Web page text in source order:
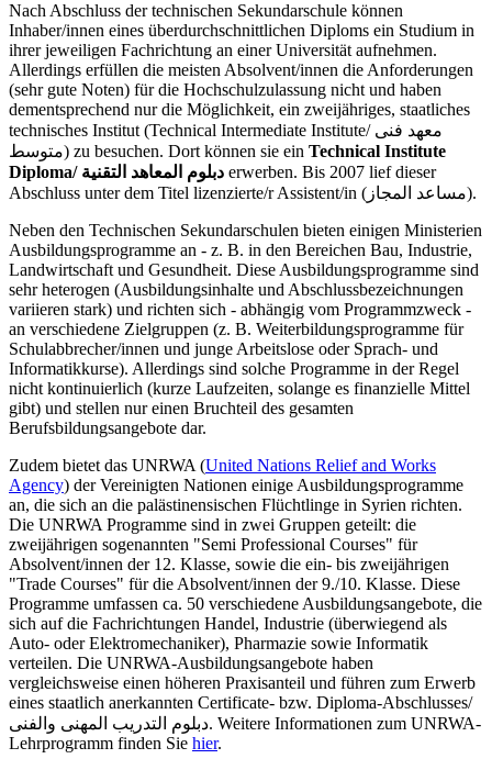
Nach Abschluss der technischen Sekundarschule können
Inhaber/innen eines überdurchschnittlichen Diploms ein Studium in
ihrer jeweiligen Fachrichtung an einer Universität aufnehmen.
Allerdings erfüllen die meisten Absolvent/innen die Anforderungen
(sehr gute Noten) für die Hochschulzulassung nicht und haben
dementsprechend nur die Möglichkeit, ein zweijähriges, staatliches
technisches Institut (Technical Intermediate Institute/ معهد فنى
متوسط) zu besuchen. Dort können sie ein Technical Institute
erwerben. Bis 2007 lief dieser
Abschluss unter dem Titel lizenzierte/r Assistent/in (مساعد المجاز).
Neben den Technischen Sekundarschulen bieten einigen Ministerien
Ausbildungsprogramme an - z. B. in den Bereichen Bau, Industrie,
Landwirtschaft und Gesundheit. Diese Ausbildungsprogramme sind
sehr heterogen (Ausbildungsinhalte und Abschlussbezeichnungen
variieren stark) und richten sich - abhängig vom Programmzweck -
an verschiedene Zielgruppen (z. B. Weiterbildungsprogramme für
Schulabbrecher/innen und junge Arbeitslose oder Sprach- und
Informatikkurse). Allerdings sind solche Programme in der Regel
nicht kontinuierlich (kurze Laufzeiten, solange es finanzielle Mittel
gibt) und stellen nur einen Bruchteil des gesamten
Berufsbildungsangebote dar.
Zudem bietet das UNRWA (United Nations Relief and Works
Agency) der Vereinigten Nationen einige Ausbildungsprogramme
an, die sich an die palästinensischen Flüchtlinge in Syrien richten.
Die UNRWA Programme sind in zwei Gruppen geteilt: die
zweijährigen sogenannten "Semi Professional Courses" für
Absolvent/innen der 12. Klasse, sowie die ein- bis zweijährigen
"Trade Courses" für die Absolvent/innen der 9./10. Klasse. Diese
Programme umfassen ca. 50 verschiedene Ausbildungsangebote, die
sich auf die Fachrichtungen Handel, Industrie (überwiegend als
Auto- oder Elektromechaniker), Pharmazie sowie Informatik
verteilen. Die UNRWA-Ausbildungsangebote haben
vergleichsweise einen höheren Praxisanteil und führen zum Erwerb
eines staatlich anerkannten Certificate- bzw. Diploma-Abschlusses/
دبلوم التدريب المهنى والفنى. Weitere Informationen zum UNRWA-
Lehrprogramm finden Sie hier.